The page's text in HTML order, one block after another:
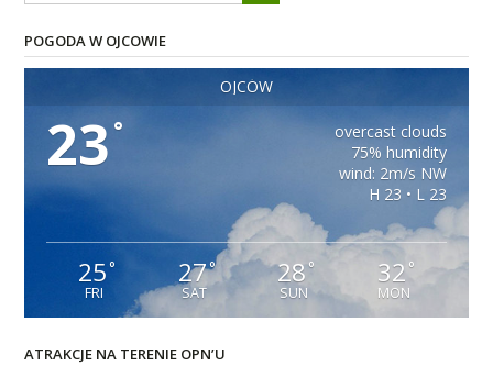
POGODA W OJCOWIE
OJCÓW
23 °
overcast clouds
75% humidity
wind: 2m/s NW
H 23 • L 23
25°
FRI
27°
SAT
28°
SUN
32 °
MON
ATRAKCJE NA TERENIE OPN’U